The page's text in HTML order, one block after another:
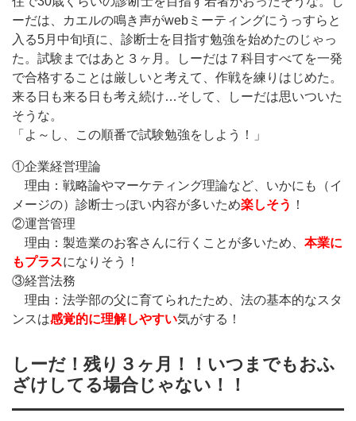
ーだは、カエルの鳴き声がwebミーティングにうっすらと
入る5月中旬頃に、診断士を目指す勉強を始めたのじゃっ
た。試験まではあと３ヶ月。しーだは７科目すべてを一発
で合格することは厳しいと考えて、作戦を練りはじめた。
来る日も来る日も考え続け…そして、しーだは思いついた
そうな。
「よ～し、この順番で試験勉強をしよう！」
①企業経営理論
理由：戦略論やマーケティング理論など、いかにも（イ
メージの）診断士っぽい内容が多いため楽しそう ！
②運営管理
理由：製造業のお客さんに行くことが多いため、 本業に
もプラスになりそう！
③経営法務
理由：法学部の父に育てられたため、法の基本的なスタ
ンスは感覚的に理解しやすい気がする！
しーだ！残り３ヶ月！！いつまでもおふ
ざけしてる場合じゃない！！